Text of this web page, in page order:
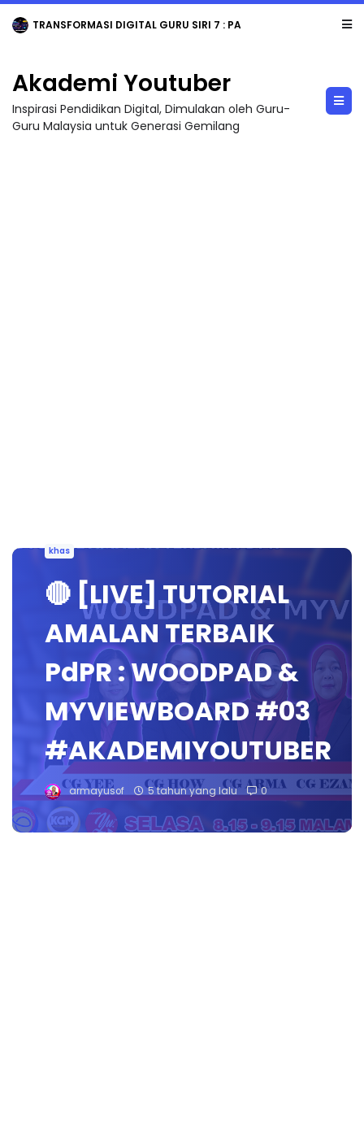
TRANSFORMASI DIGITAL GURU SIRI 7 : PAHLAWAN DIGITAL PENYELAMAT DUNIA
Akademi Youtuber
Inspirasi Pendidikan Digital, Dimulakan oleh Guru-
Guru Malaysia untuk Generasi Gemilang
khas
🔴 [LIVE] TUTORIAL
AMALAN TERBAIK
PdPR : WOODPAD &
MYVIEWBOARD #03
#AKADEMIYOUTUBER
armayusof 5 tahun yang lalu 0